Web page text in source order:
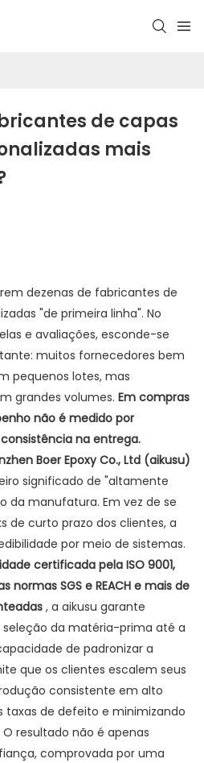
de capas
mais
dezenas de fabricantes de
"de primeira linha". No
e avaliações, esconde-se
muitos fornecedores bem
pequenos lotes, mas
grandes volumes. Em compras
não é medido por
na entrega.
Boer Epoxy Co., Ltd (aikusu)
significado de "altamente
da manufatura. Em vez de se
de curto prazo dos clientes, a
por meio de sistemas.
certificada pela ISO 9001,
SGS e REACH e mais de
, a aikusu garante
seleção da matéria-prima até a
de padronizar a
que os clientes escalem seus
consistente em alto
taxas de defeito e minimizando
resultado não é apenas
comprovada por uma